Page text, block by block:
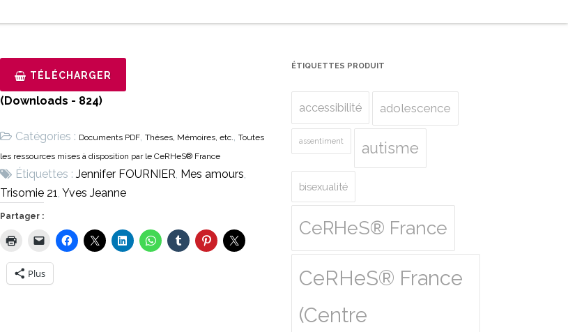
TÉLÉCHARGER
(Downloads - 824)
Catégories : Documents PDF,Thèses, Mémoires, etc.,Toutes
les ressources mises à disposition par le CeRHeS® France
Étiquettes :Jennifer FOURNIER, Mes amours,
Trisomie 21,Yves Jeanne
Partager :
Plus
ÉTIQUETTES PRODUIT
accessibilité adolescence
assentiment autisme
bisexualité
CeRHeS® France
CeRHeS® France
(Centre